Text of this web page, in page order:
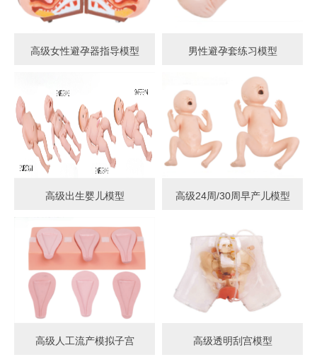
高级女性避孕器指导模型 男性避孕套练习模型
高级出生婴儿模型 高级24周/30周早产儿模型
高级人工流产模拟子宫 高级透明刮宫模型